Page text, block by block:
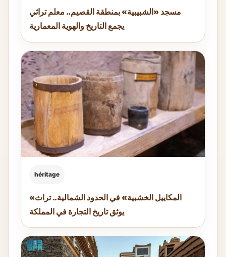
مسجد «الشبيبية» بمنطقة القصيم.. معلم تراثي
يجمع التاريخ والهوية المعمارية
héritage
«المكاييل الخشبية» في الحدود الشمالية.. تراث
يوثق تاريخ التجارة في المملكة